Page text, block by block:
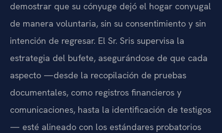
demostrar que su cónyuge dejó el hogar conyugal
de manera voluntaria, sin su consentimiento y sin
intención de regresar. El Sr. Sris supervisa la
estrategia del bufete, asegurándose de que cada
aspecto —desde la recopilación de pruebas
documentales, como registros financieros y
comunicaciones, hasta la identificación de testigos
— esté alineado con los estándares probatorios